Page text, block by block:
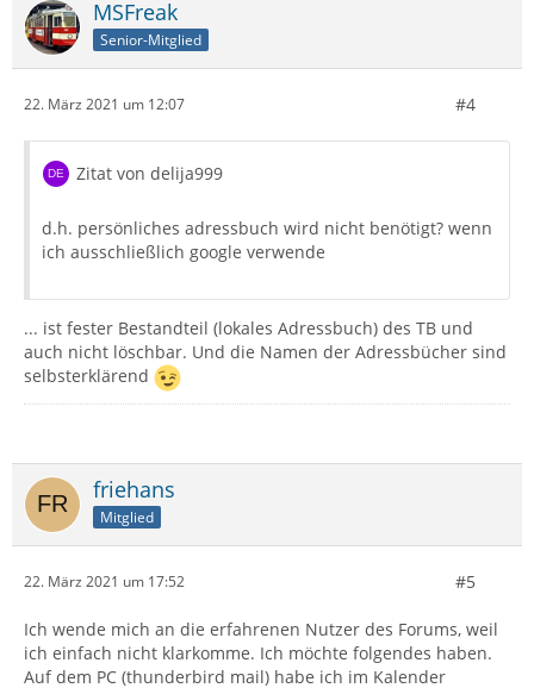
MSFreak
Senior-Mitglied
22. März 2021 um 12:07 #4
Zitat von delija999
d.h. persönliches adressbuch wird nicht benötigt? wenn
ich ausschließlich google verwende
... ist fester Bestandteil (lokales Adressbuch) des TB und
auch nicht löschbar. Und die Namen der Adressbücher sind
selbsterklärend
friehans
Mitglied
22. März 2021 um 17:52 #5
Ich wende mich an die erfahrenen Nutzer des Forums, weil
ich einfach nicht klarkomme. Ich möchte folgendes haben.
Auf dem PC (thunderbird mail) habe ich im Kalender